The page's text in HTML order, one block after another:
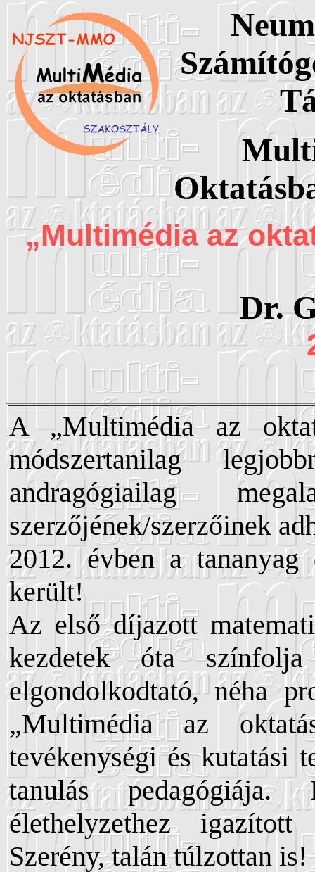
„Multimédia az
Dr.
A „Multimédia az
módszertanilag
andragógiailag
szerzőjének/szerzőinek
2012. évben a
került!
Az első díjazott
kezdetek óta színfolja
elgondolkodtató, néha
„Multimédia az
tevékenységi és kutatási
tanulás
élethelyzethez
Szerény, talán túlzottan